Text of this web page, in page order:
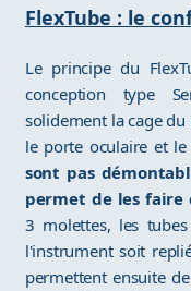
FlexTube : le
Le principe du
conception type
solidement la cage
le porte oculaire et le
sont pas
permet de les faire
3 molettes, les
l'instrument soit
permettent ensuite